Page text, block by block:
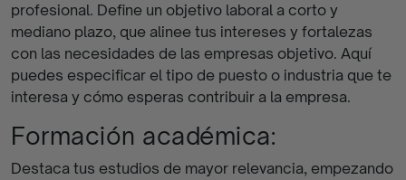
profesional. Define un objetivo laboral a corto y
mediano plazo, que alinee tus intereses y fortalezas
con las necesidades de las empresas objetivo. Aquí
puedes especificar el tipo de puesto o industria que te
interesa y cómo esperas contribuir a la empresa.
Formación académica:
Destaca tus estudios de mayor relevancia, empezando